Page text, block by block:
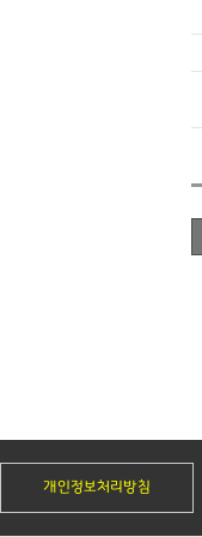
개인정보처리방침